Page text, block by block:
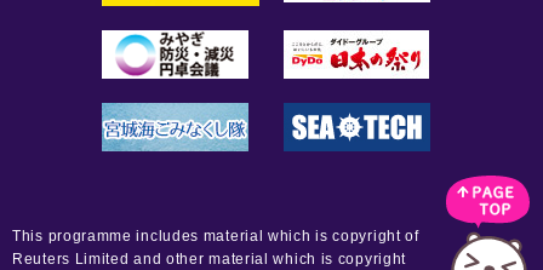
This programme includes material which is copyright of
Reuters Limited and other material which is copyright